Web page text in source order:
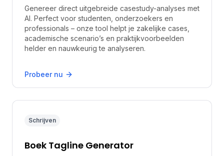
Genereer direct uitgebreide casestudy-analyses met
AI. Perfect voor studenten, onderzoekers en
professionals – onze tool helpt je zakelijke cases,
academische scenario’s en praktijkvoorbeelden
helder en nauwkeurig te analyseren.
Probeer nu
Schrijven
Boek Tagline Generator